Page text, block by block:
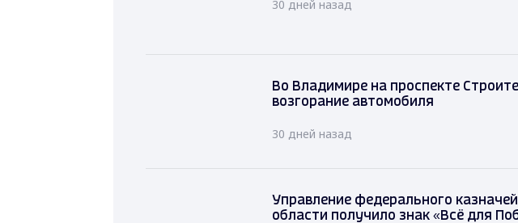
Во Владимире на проспекте
возгорание автомобиля
30 дней назад
Управление федерального
области получило знак «Всё для